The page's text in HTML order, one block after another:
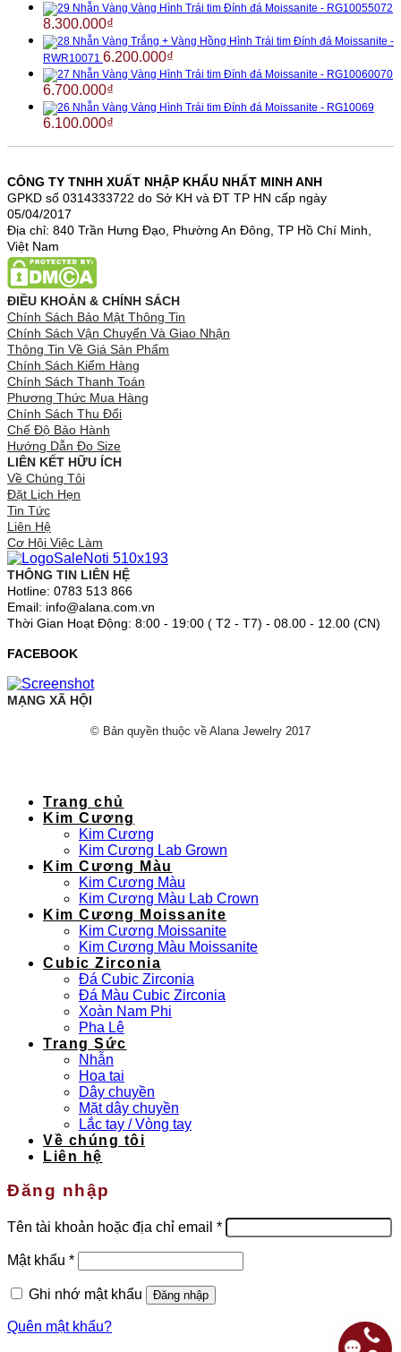
Nhẫn Vàng Vàng Hình Trái tim Đính đá Moissanite - RG10055072
8.300.000₫
Nhẫn Vàng Trắng + Vàng Hồng Hình Trái tim Đính đá Moissanite -
RWR10071 6.200.000₫
Nhẫn Vàng Vàng Hình Trái tim Đính đá Moissanite - RG10060070
6.700.000₫
Nhẫn Vàng Vàng Hình Trái tim Đính đá Moissanite - RG10069
6.100.000₫
CÔNG TY TNHH XUẤT NHẬP KHẨU NHẤT MINH ANH
GPKD số 0314333722 do Sở KH và ĐT TP HN cấp ngày
05/04/2017
Địa chỉ: 840 Trần Hưng Đạo, Phường An Đông, TP Hồ Chí Minh,
Việt Nam
ĐIỀU KHOẢN & CHÍNH SÁCH
Chính Sách Bảo Mật Thông Tin
Chính Sách Vận Chuyển Và Giao Nhận
Thông Tin Về Giá Sản Phẩm
Chính Sách Kiểm Hàng
Chính Sách Thanh Toán
Phương Thức Mua Hàng
Chính Sách Thu Đổi
Chế Độ Bảo Hành
Hướng Dẫn Đo Size
LIÊN KẾT HỮU ÍCH
Về Chúng Tôi
Đặt Lịch Hẹn
Tin Tức
Liên Hệ
Cơ Hội Việc Làm
THÔNG TIN LIÊN HỆ
Hotline: 0783 513 866
Email: info@alana.com.vn
Thời Gian Hoạt Động: 8:00 - 19:00 ( T2 - T7) - 08.00 - 12.00 (CN)
FACEBOOK
MẠNG XÃ HỘI
© Bản quyền thuộc về Alana Jewelry 2017
Trang chủ
Kim Cương
Kim Cương
Kim Cương Lab Grown
Kim Cương Màu
Kim Cương Màu
Kim Cương Màu Lab Crown
Kim Cương Moissanite
Kim Cương Moissanite
Kim Cương Màu Moissanite
Cubic Zirconia
Đá Cubic Zirconia
Đá Màu Cubic Zirconia
Xoàn Nam Phi
Pha Lê
Trang Sức
Nhẫn
Hoa tai
Dây chuyền
Mặt dây chuyền
Lắc tay / Vòng tay
Về chúng tôi
Liên hệ
Đăng nhập
Tên tài khoản hoặc địa chỉ email *Bắt
buộc
Mật khẩu *Bắt
buộc
Ghi nhớ mật khẩu
Đăng nhập
Quên mật khẩu?